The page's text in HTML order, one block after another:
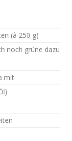
(à 250 g)
noch grüne dazu
mit